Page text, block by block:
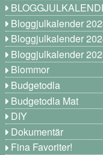
Bloggjulkalender
Bloggjulkalender
Bloggjulkalender
Blommor
Budgetodla
Budgetodla Mat
DIY
Dokumentär
Fina Favoriter!